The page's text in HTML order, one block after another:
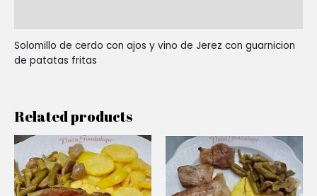
Solomillo de cerdo con ajos y vino de Jerez con guarnicion
de patatas fritas
Related products